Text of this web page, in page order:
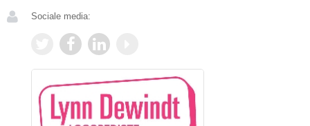
Sociale media: